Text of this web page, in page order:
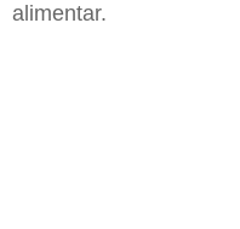
alimentar.